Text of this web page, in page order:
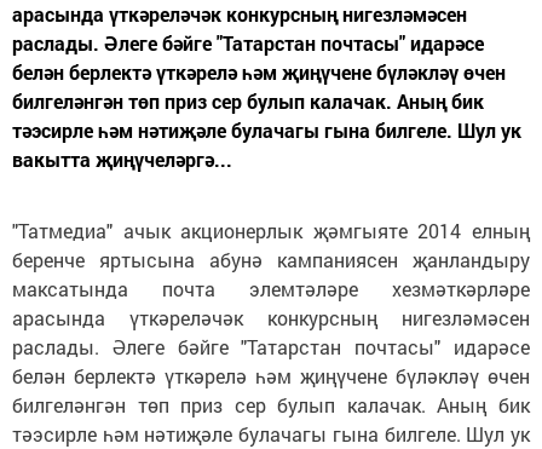
арасында үткәреләчәк конкурсның нигезләмәсен
раслады. Әлеге бәйге "Татарстан почтасы" идарәсе
белән берлектә үткәрелә һәм җиңүчене бүләкләү өчен
билгеләнгән төп приз сер булып калачак. Аның бик
тәэсирле һәм нәтиҗәле булачагы гына билгеле. Шул ук
вакытта җиңүчеләргә...
"Татмедиа" ачык акционерлык җәмгыяте 2014 елның
беренче яртысына абунә кампаниясен җанландыру
максатында поч­та элемтәләре хезмәткәрләре
арасында үткәреләчәк конкурсның нигезләмәсен
раслады. Әлеге бәйге "Татарстан почтасы" идарәсе
белән берлектә үткәрелә һәм җиңүчене бүләкләү өчен
билгеләнгән төп приз сер булып калачак. Аның бик
тәэсирле һәм нәтиҗәле булачагы гына билгеле. Шул ук